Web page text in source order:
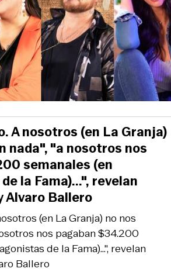
(en La Granja) no nos
nos pagaban $34.200
de la Fama)...", revelan
Ballero
A nosotros (en La Granja)
nada", "a nosotros nos
semanales (en
la Fama)...", revelan
Alvaro Ballero